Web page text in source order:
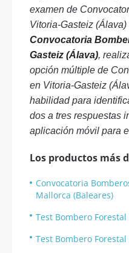
examen de
Vitoria-Gasteiz
Convocatoria
Gasteiz (Álava),
opción múltiple de
en Vitoria-Gasteiz
habilidad para
dos a tres respuestas
aplicación móvil para
Los productos más
Convocatoria
Mallorca (Baleares)
Test Bombero Forestal
Test Bombero Forestal